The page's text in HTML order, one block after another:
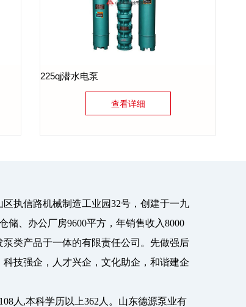
225qj潜水电泵
查看详细
信路机械制造工业园32号，创建于一九
储、办公厂房9600平方，年销售收入8000
类产品于一体的有限责任公司。先做强后
技强企，人才兴企，文化助企，和谐建企
人,本科学历以上362人。山东德源泵业有